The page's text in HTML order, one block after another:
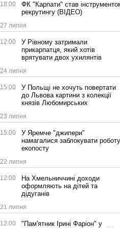
18:00
ФК "Карпати" став
рекрутингу (ВІДЕО)
27 липня
12:00
У Рівному затримали
прикарпатця, який хотів
врятувати двох ухилянтів
24 липня
15:00
У Польщі не хочуть повертати
до Львова картини з колекції
князів Любомирських
23 липня
15:00
У Яремче "джипери"
намагалися заблокувати роботу
екопосту
22 липня
12:00
На Хмельниччині доходи
оформляють на дітей та
дідуганів
21 липня
12:00
"Пам'ятник Ірині Фаріон" у